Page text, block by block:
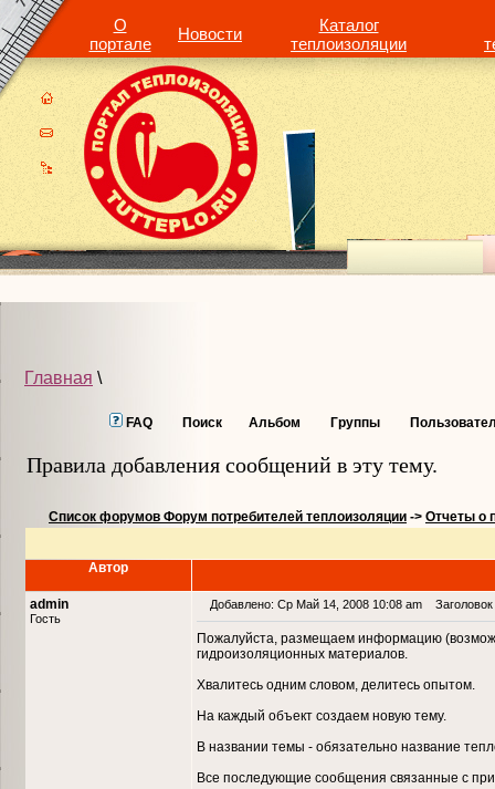
О
портале
Новости
Каталог
теплоизоляции
Главная \
FAQ Поиск Альбом Группы
Правила добавления сообщений в эту тему.
Список форумов Форум потребителей теплоизоляции -> Отчеты о
Автор
admin
Гость
Добавлено: Ср Май 14, 2008 10:08 am
Пожалуйста, размещаем информацию
гидроизоляционных материалов.
Хвалитесь одним словом, делитесь опытом.
На каждый объект создаем новую тему.
В названии темы - обязательно название
Все последующие сообщения связанные с